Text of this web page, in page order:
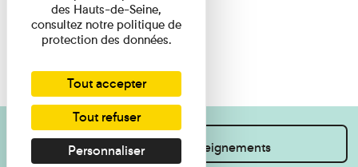
Je souhaite des renseignements
des Hauts-de-Seine,
consultez notre politique de
protection des données.
Tout accepter
Tout refuser
Personnaliser